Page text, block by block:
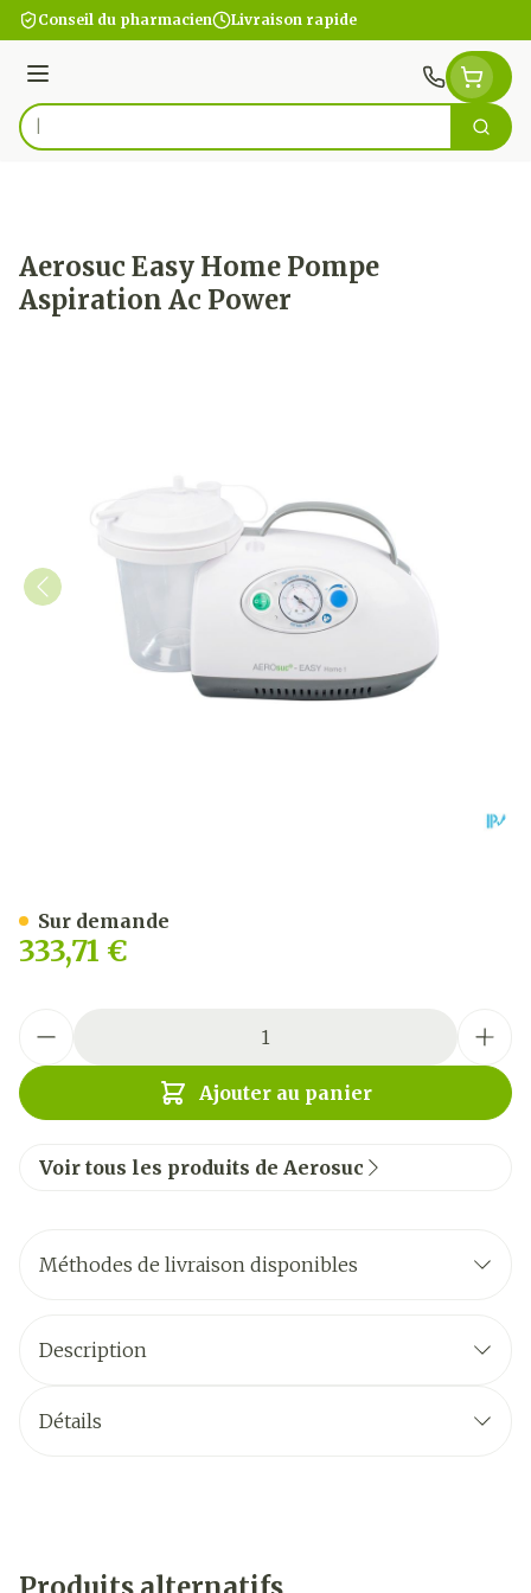
Aller au contenu
Conseil du pharmacien Livraison rapide
Menu
Rechercher
Aerosuc Easy Home Pompe
Aspiration Ac Power
333,71 €
Ajouter au panier
Sur demande
Voir tous les produits de Aerosuc
Méthodes de livraison disponibles
Description
Détails